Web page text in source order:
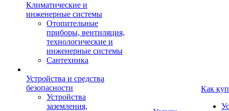
Климатические и
инженерные системы
Отопительные
приборы, вентиляция,
технологические и
инженерные системы
Сантехника
Устройства и средства
безопасности
Устройства
заземления,
Как